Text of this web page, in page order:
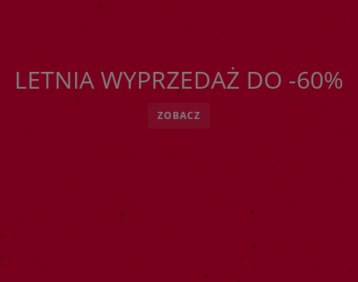
LETNIA WYPRZEDAŻ DO -60%
ZOBACZ